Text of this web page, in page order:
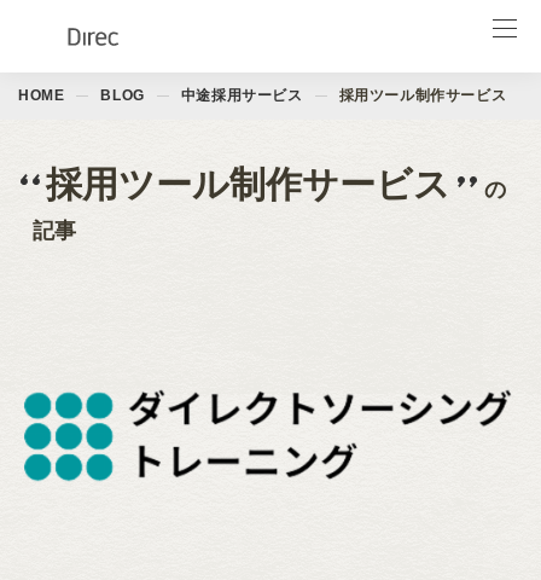
サービス一覧
LinkedIn製品
導入事例
ブログ
会社情報
HOME BLOG 中途採用サービス 採用ツール制作サービス
採用ツール制作サービス
の
記事